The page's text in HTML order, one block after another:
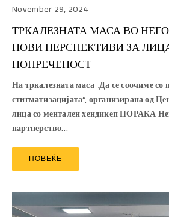
November 29, 2024
ТРКАЛЕЗНАТА МАСА ВО
НОВИ ПЕРСПЕКТИВИ ЗА
ПОПРЕЧЕНОСТ
На тркалезната маса „Да се соочиме со
стигматизацијата“, организирана од
лица со ментален хендикеп ПОРАКА
партнерство…
ПОВЕЌЕ